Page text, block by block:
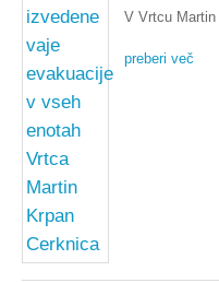
V Vrtcu
preberi več